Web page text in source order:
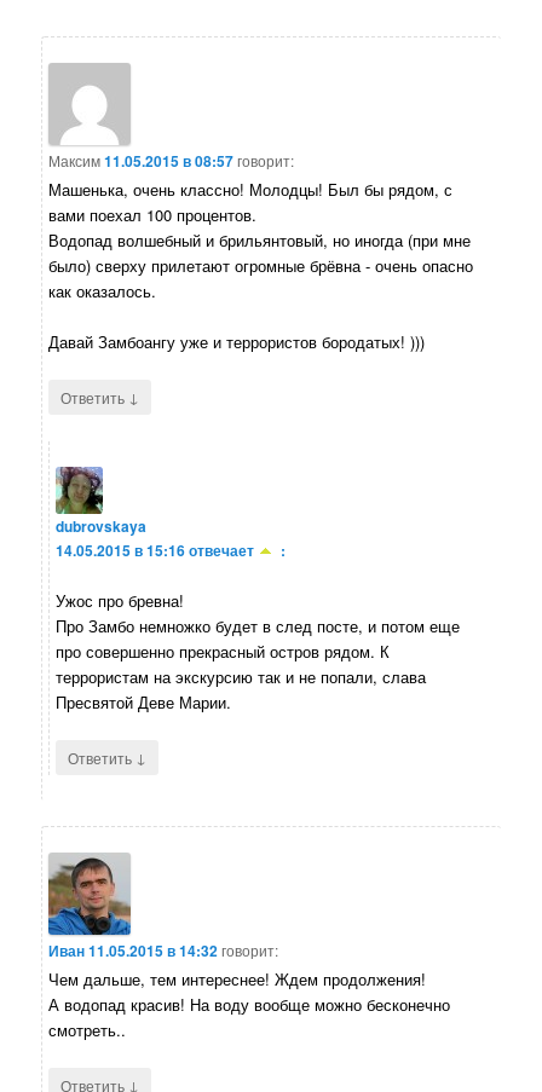
Максим11.05.2015 в 08:57говорит:
Машенька, очень классно! Молодцы! Был бы рядом, с
вами поехал 100 процентов.
Водопад волшебный и брильянтовый, но иногда (при мне
было) сверху прилетают огромные брёвна - очень опасно
как оказалось.
Давай Замбоангу уже и террористов бородатых! )))
Ответить ↓
dubrovskaya
14.05.2015 в 15:16отвечает :
Ужос про бревна!
Про Замбо немножко будет в след посте, и потом еще
про совершенно прекрасный остров рядом. К
террористам на экскурсию так и не попали, слава
Пресвятой Деве Марии.
Ответить ↓
Иван11.05.2015 в 14:32говорит:
Чем дальше, тем интереснее! Ждем продолжения!
А водопад красив! На воду вообще можно бесконечно
смотреть..
Ответить ↓